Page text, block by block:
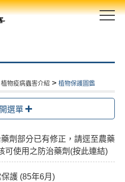
植物疫病蟲害介紹 > 植物保護圖鑑
選單
劑部分已有修正，請逕至農藥
可使用之防治藥劑(按此連結)
護 (85年6月)